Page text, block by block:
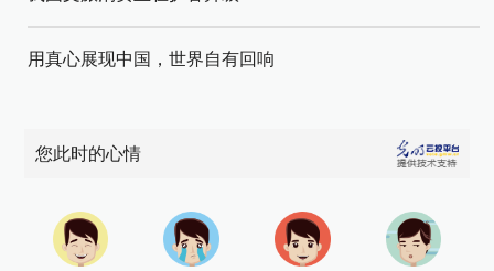
用真心展现中国，世界自有回响
您此时的心情